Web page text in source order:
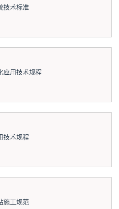
技术标准
应用技术规程
技术规程
施工规范